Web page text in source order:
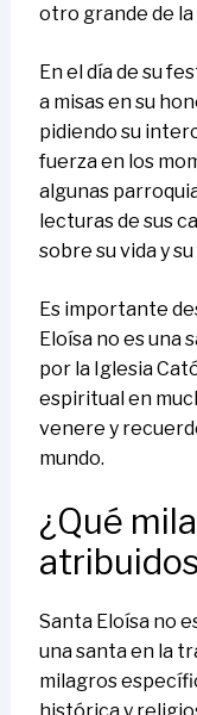
otro grande de
En el día de su
a misas en su
pidiendo su
fuerza en los
algunas
lecturas de sus
sobre su vida y su
Es importante
Eloísa no es
por la Iglesia
espiritual en
venere y
mundo.
¿Qué
Santa Eloísa no
una santa en la
milagros